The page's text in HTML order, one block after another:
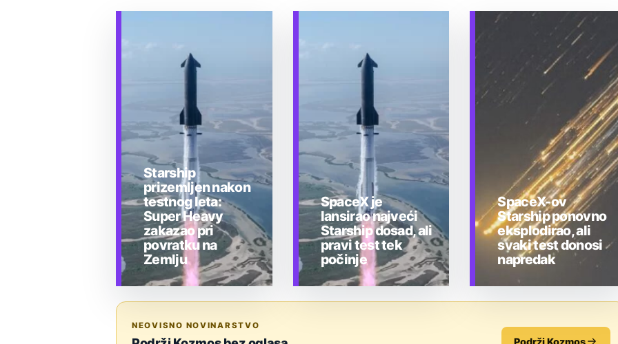
Starship
prizemljen nakon
testnog leta:
Super Heavy
zakazao pri
povratku na
Zemlju
SpaceX je
lansirao najveći
Starship dosad, ali
pravi test tek
počinje
SpaceX-ov
Starship ponovno
eksplodirao, ali
svaki test donosi
napredak
NEOVISNO NOVINARSTVO
Podrži Kozmos